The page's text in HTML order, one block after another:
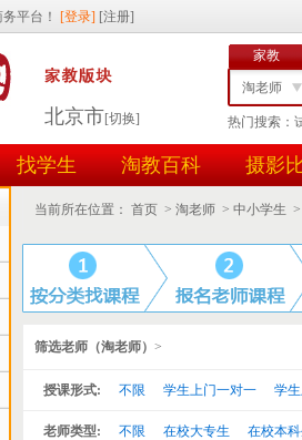
北京市[切换]
家教
淘老师
找学生
任务id
用户id
热门搜索：
找学生 淘教百科 摄影
当前所在位置： 首页 > 淘老师 > 中小学生 >
筛选老师（淘老师） >
授课形式: 不限 学生上门一对一 学
老师类型: 不限 在校大专生 在校本